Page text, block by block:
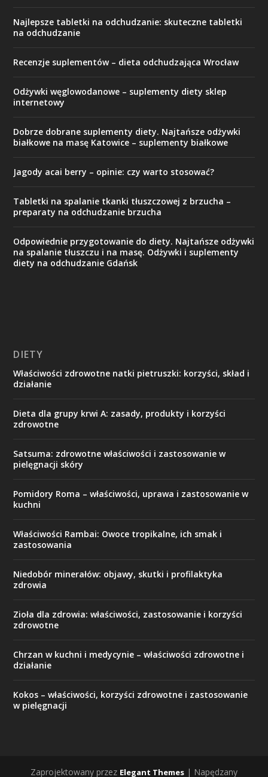
Najlepsze tabletki na odchudzanie: skuteczne tabletki
na odchudzanie
Recenzje suplementów – dieta odchudzająca Wrocław
Odżywki węglowodanowe – suplementy diety sklep
internetowy
Dobrze dobrane suplementy diety. Najtańsze odżywki
białkowe na masę Katowice – suplementy białkowe
Jagody acai berry – opinie: czy warto stosować?
Tabletki na spalanie tkanki tłuszczowej z brzucha –
preparaty na odchudzanie brzucha
Odpowiednie przygotowanie do diety. Najtańsze odżywki
na spalanie tłuszczu i na masę. Odżywki i suplementy
diety na odchudzanie Gdańsk
DIETY
Właściwości zdrowotne natki pietruszki: korzyści, skład i
działanie
Dieta dla grupy krwi A: zasady, produkty i korzyści
zdrowotne
Satsuma: zdrowotne właściwości i zastosowanie w
pielęgnacji skóry
Pomidory Roma – właściwości, uprawa i zastosowanie w
kuchni
Właściwości Rambai: Owoce tropikalne, ich smak i
zastosowania
Niedobór minerałów: objawy, skutki i profilaktyka
zdrowia
Zioła dla zdrowia: właściwości, zastosowanie i korzyści
zdrowotne
Chrzan w kuchni i medycynie – właściwości zdrowotne i
działanie
Kokos – właściwości, korzyści zdrowotne i zastosowanie
w pielęgnacji
Zaprojektowany przez Elegant Themes | Napędzany